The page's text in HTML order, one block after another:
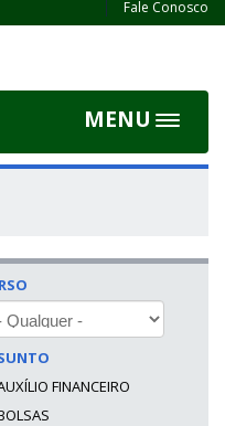
Fale Conosco
MENU
Toggle
FINANCEIRO